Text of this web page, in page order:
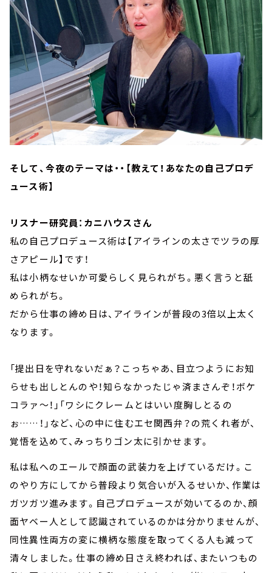
そして、今夜のテーマは・・【教えて！あなたの自己プロデ
ュース術】
リスナー研究員：カニハウスさん
私の自己プロデュース術は【アイラインの太さでツラの厚
さアピール】です！
私は小柄なせいか可愛らしく見られがち。悪く言うと舐
められがち。
だから仕事の締め日は、アイラインが普段の3倍以上太く
なります。
「提出日を守れないだぁ？こっちゃあ、目立つようにお知
らせも出しとんのや！知らなかったじゃ済まさんぞ！ボケ
コラァ～！」「ワシにクレームとはいい度胸しとるの
ぉ……！」など、心の中に住むエセ関西弁？の荒くれ者が、
覚悟を込めて、みっちりゴン太に引かせます。
私は私へのエールで顔面の武装力を上げているだけ。こ
のやり方にしてから普段より気合いが入るせいか、作業は
ガツガツ進みます。自己プロデュースが効いてるのか、顔
面ヤベー人として認識されているのかは分かりませんが、
同性異性両方の変に横柄な態度を取ってくる人も減って
清々しました。仕事の締め日さえ終われば、またいつもの